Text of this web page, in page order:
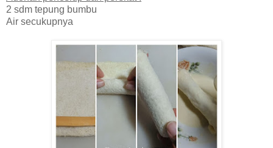
2 sdm tepung bumbu
Air secukupnya